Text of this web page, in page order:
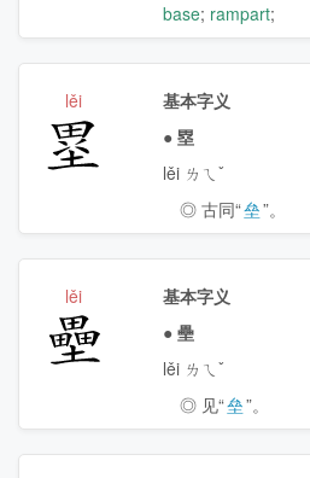
base; rampart;
塁
lěi
基本字义
● 塁
lěi ㄌㄟˇ
◎ 古同“垒”。
壘
lěi
基本字义
● 壘
lěi ㄌㄟˇ
◎ 见“垒”。